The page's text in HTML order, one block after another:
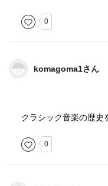
0
komagoma1さん
クラシック音楽の歴史
0